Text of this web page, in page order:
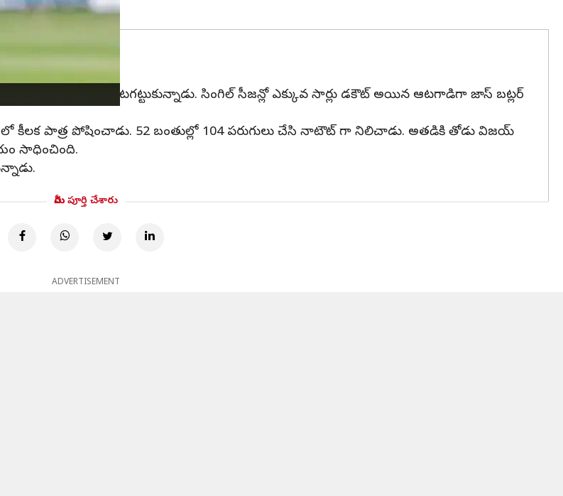
చెత్త రికార్డును మూటగట్టుకున్నాడు. సింగిల్ సీజన్లో ఎక్కువ సార్లు డకౌట్ అయిన ఆటగాడిగా జాస్ బట్లర్
పాత్ర పోషించాడు. 52 బంతుల్లో 104 పరుగులు చేసి నాటౌట్ గా నిలిచాడు. అతడికి తోడు విజయ్
సాధించింది.
మీరు పూర్తి చేశారు
ADVERTISEMENT